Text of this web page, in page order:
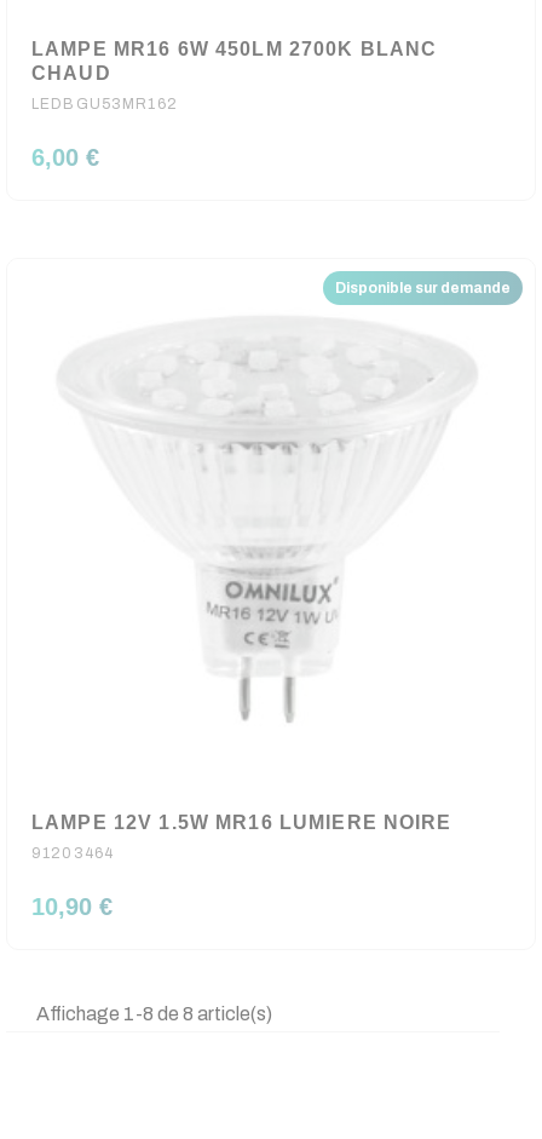
LAMPE MR16 6W 450LM 2700K BLANC
CHAUD
LEDBGU53MR162
6,00 €
Disponible sur demande
LAMPE 12V 1.5W MR16 LUMIERE NOIRE
91203464
10,90 €
Affichage 1-8 de 8 article(s)